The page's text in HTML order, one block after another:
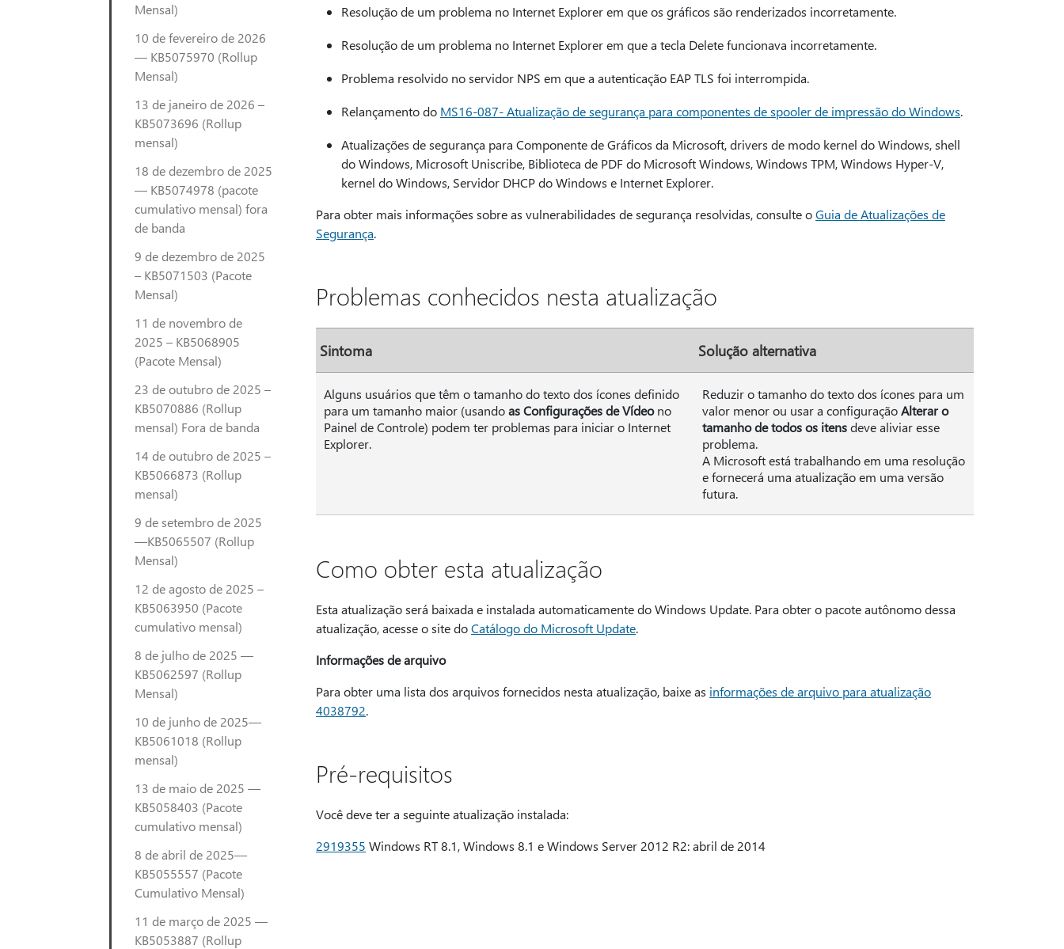
Mensal)
10 de fevereiro de 2026
— KB5075970 (Rollup
Mensal)
13 de janeiro de 2026 –
KB5073696 (Rollup
mensal)
18 de dezembro de 2025
— KB5074978 (pacote
cumulativo mensal) fora
de banda
9 de dezembro de 2025
– KB5071503 (Pacote
Mensal)
11 de novembro de
2025 – KB5068905
(Pacote Mensal)
23 de outubro de 2025 –
KB5070886 (Rollup
mensal) Fora de banda
14 de outubro de 2025 –
KB5066873 (Rollup
mensal)
9 de setembro de 2025
—KB5065507 (Rollup
Mensal)
12 de agosto de 2025 –
KB5063950 (Pacote
cumulativo mensal)
8 de julho de 2025 —
KB5062597 (Rollup
Mensal)
10 de junho de 2025—
KB5061018 (Rollup
mensal)
13 de maio de 2025 —
KB5058403 (Pacote
cumulativo mensal)
8 de abril de 2025—
KB5055557 (Pacote
Cumulativo Mensal)
11 de março de 2025 —
KB5053887 (Rollup
Resolução de um problema no Internet Explorer em que os gráficos são renderizados incorretamente.
Resolução de um problema no Internet Explorer em que a tecla Delete funcionava incorretamente.
Problema resolvido no servidor NPS em que a autenticação EAP TLS foi interrompida.
Relançamento do MS16-087- Atualização de segurança para componentes de spooler de impressão do Windows.
Atualizações de segurança para Componente de Gráficos da Microsoft, drivers de modo kernel do Windows, shell
do Windows, Microsoft Uniscribe, Biblioteca de PDF do Microsoft Windows, Windows TPM, Windows Hyper-V,
kernel do Windows, Servidor DHCP do Windows e Internet Explorer.
Para obter mais informações sobre as vulnerabilidades de segurança resolvidas, consulte oGuia de Atualizações de
Segurança.
Problemas conhecidos nesta atualização
Sintoma Solução alternativa
Alguns usuários que têm o tamanho do texto dos ícones definido
para um tamanho maior (usandoas Configurações de Vídeono
Painel de Controle) podem ter problemas para iniciar o Internet
Explorer.
Reduzir o tamanho do texto dos ícones para um
valor menor ou usar a configuraçãoAlterar o
tamanho de todos os itensdeve aliviar esse
problema.
A Microsoft está trabalhando em uma resolução
e fornecerá uma atualização em uma versão
futura.
Como obter esta atualização
Esta atualização será baixada e instalada automaticamente do Windows Update. Para obter o pacote autônomo dessa
atualização, acesse o site doCatálogo do Microsoft Update.
Informações de arquivo
Para obter uma lista dos arquivos fornecidos nesta atualização, baixe as informações de arquivo para atualização
4038792.
Pré-requisitos
Você deve ter a seguinte atualização instalada:
2919355 Windows RT 8.1, Windows 8.1 e Windows Server 2012 R2: abril de 2014